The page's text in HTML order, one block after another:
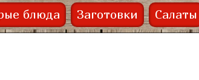
блюда Заготовки Салаты